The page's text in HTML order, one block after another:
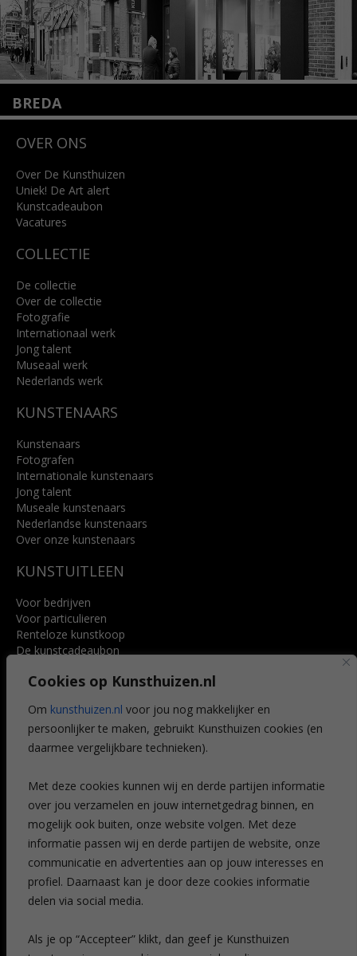
Cookies op Kunsthuizen.nl
Om kunsthuizen.nl voor jou nog makkelijker en
persoonlijker te maken, gebruikt Kunsthuizen cookies (en
daarmee vergelijkbare technieken).
Met deze cookies kunnen wij en derde partijen informatie
over jou verzamelen en jouw internetgedrag binnen, en
mogelijk ook buiten, onze website volgen. Met deze
informatie passen wij en derde partijen de website, onze
communicatie en advertenties aan op jouw interesses en
profiel. Daarnaast kan je door deze cookies informatie
delen via social media.
Als je op “Accepteer” klikt, dan geef je Kunsthuizen
BREDA
4818 SB Breda
info@kunsthuisbreda.nl
Lees meer
OVER ONS
Over De Kunsthuizen
Uniek! De Art alert
Kunstcadeaubon
Vacatures
COLLECTIE
De collectie
Over de collectie
Fotografie
Internationaal werk
Jong talent
Museaal werk
Nederlands werk
KUNSTENAARS
Kunstenaars
Fotografen
Internationale kunstenaars
Jong talent
Museale kunstenaars
Nederlandse kunstenaars
Over onze kunstenaars
KUNSTUITLEEN
Voor bedrijven
Voor particulieren
Renteloze kunstkoop
De kunstcadeaubon
Voordelen
Veelgestelde vragen
CONTACT
Leiden
Amsterdam
Breda
Favorieten
Mijn art alert
NIEUWSBRIEF